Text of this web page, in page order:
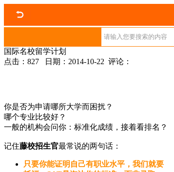
国际名校留学计划
点击：827 日期：2014-10-22 评论：
你是否为申请哪所大学而困扰？
哪个专业比较好？
一般的机构会问你：标准化成绩，接着看排名？
记住藤校招生官最常说的两句话：
只要你能证明自己有职业水平，我们就要